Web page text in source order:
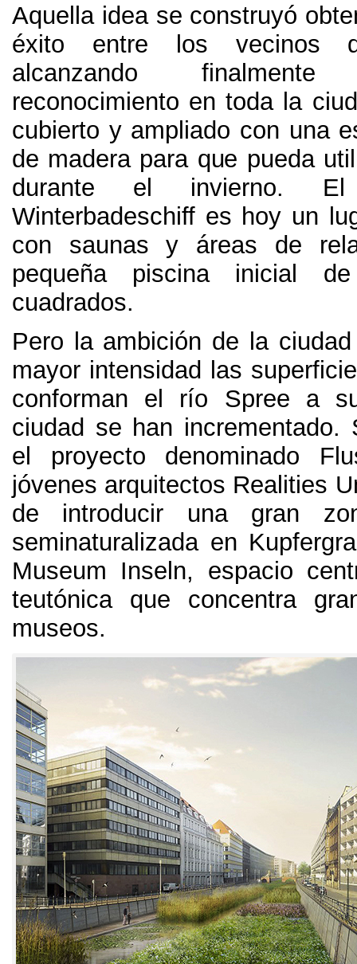
Aquella idea se construyó
éxito entre los vecinos
alcanzando
reconocimiento en toda la
cubierto y ampliado con una
de madera para que pueda
durante el invierno. El
Winterbadeschiff es hoy un
con saunas y áreas de
pequeña piscina inicial de
cuadrados.
Pero la ambición de la
mayor intensidad las
conforman el río Spree a
ciudad se han incrementado.
el proyecto denominado
jóvenes arquitectos Realities
de introducir una gran
seminaturalizada en
Museum Inseln, espacio
teutónica que concentra
museos.